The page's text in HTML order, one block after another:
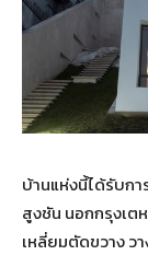
บ้านแห่งนี้ได้รับก
สูงชัน นอกกรุงเต
เหลี่ยมตัดขวาง ว